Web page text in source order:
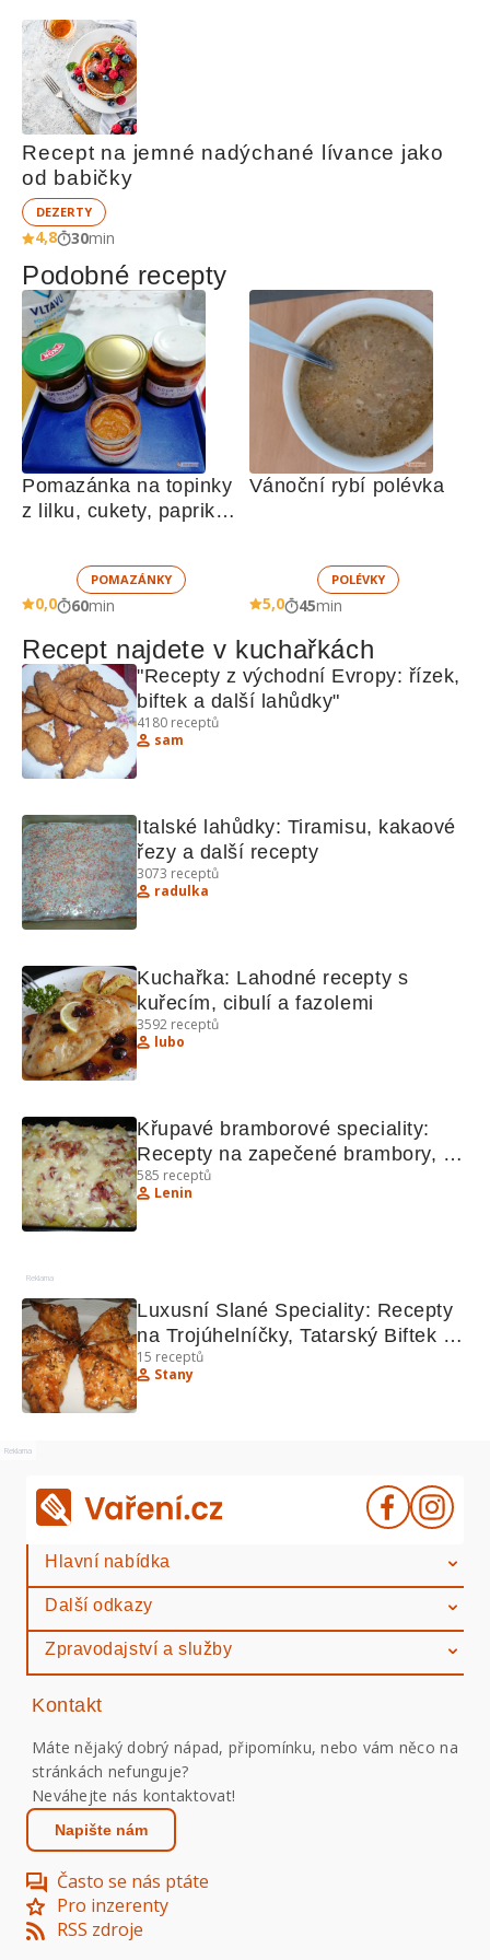
Recept na jemné nadýchané lívance jako
od babičky
DEZERTY
4,8 30min
Podobné recepty
Pomazánka na topinky
z lilku, cukety, paprik,
žampionů
POMAZÁNKY
0,0 60min
Vánoční rybí polévka
POLÉVKY
5,0 45min
Recept najdete v kuchařkách
"Recepty z východní Evropy: řízek,
biftek a další lahůdky"
4180 receptů
sam
Italské lahůdky: Tiramisu, kakaové
řezy a další recepty
3073 receptů
radulka
Kuchařka: Lahodné recepty s
kuřecím, cibulí a fazolemi
3592 receptů
lubo
Křupavé bramborové speciality:
Recepty na zapečené brambory,
kuře na paprice, bramboráky,
musaku a tiramisu
585 receptů
Lenin
Reklama
Luxusní Slané Speciality: Recepty
na Trojúhelníčky, Tatarský Biftek a
Více!
15 receptů
Stany
Reklama
Hlavní nabídka
Další odkazy
Zpravodajství a služby
Kontakt
Máte nějaký dobrý nápad, připomínku, nebo vám něco na
stránkách nefunguje?
Neváhejte nás kontaktovat!
Napište nám
Často se nás ptáte
Pro inzerenty
RSS zdroje